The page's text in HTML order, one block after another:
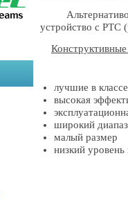
Альтернативой
устройство с PTC
лучшие в
высокая
широкий
малый размер
низкий